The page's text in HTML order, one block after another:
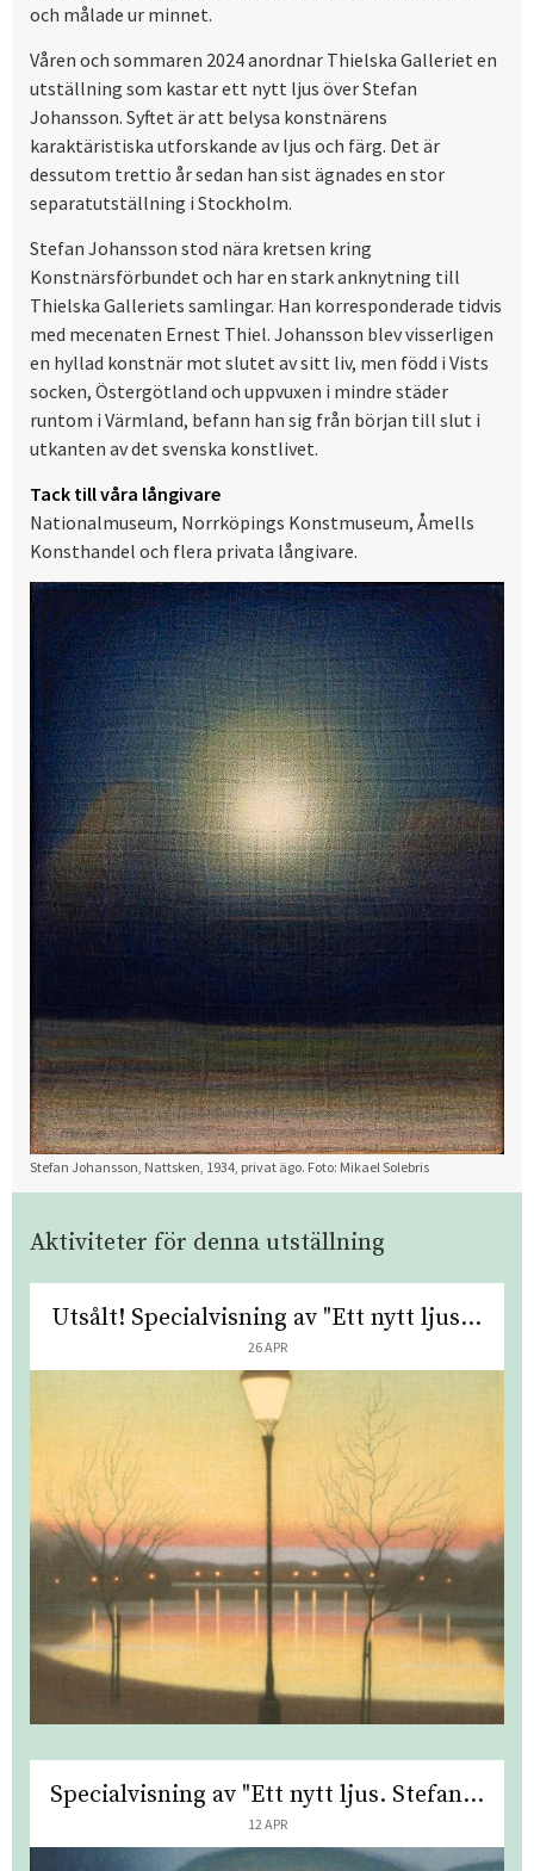
och målade ur minnet.
Våren och sommaren 2024 anordnar Thielska Galleriet en
utställning som kastar ett nytt ljus över Stefan
Johansson. Syftet är att belysa konstnärens
karaktäristiska utforskande av ljus och färg. Det är
dessutom trettio år sedan han sist ägnades en stor
separatutställning i Stockholm.
Stefan Johansson stod nära kretsen kring
Konstnärsförbundet och har en stark anknytning till
Thielska Galleriets samlingar. Han korresponderade tidvis
med mecenaten Ernest Thiel. Johansson blev visserligen
en hyllad konstnär mot slutet av sitt liv, men född i Vists
socken, Östergötland och uppvuxen i mindre städer
runtom i Värmland, befann han sig från början till slut i
utkanten av det svenska konstlivet.
Tack till våra långivare
Nationalmuseum, Norrköpings Konstmuseum, Åmells
Konsthandel och flera privata långivare.
Stefan Johansson, Nattsken, 1934, privat ägo. Foto: Mikael Solebris
Aktiviteter för denna utställning
Utsålt! Specialvisning av "Ett nytt ljus...
26 APR
Specialvisning av "Ett nytt ljus. Stefan...
12 APR